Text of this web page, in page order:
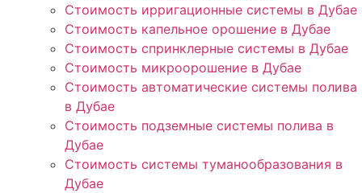
Стоимость ирригационные системы в Дубае
Стоимость капельное орошение в Дубае
Стоимость спринклерные системы в Дубае
Стоимость микроорошение в Дубае
Стоимость автоматические системы полива
в Дубае
Стоимость подземные системы полива в
Дубае
Стоимость системы туманообразования в
Дубае